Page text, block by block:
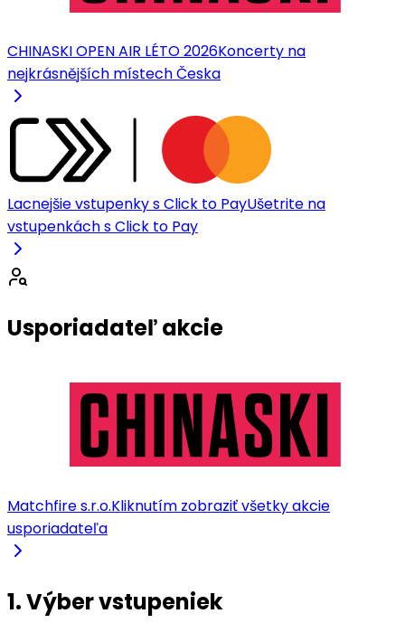
CHINASKI OPEN AIR LÉTO 2026Koncerty na
nejkrásnějších místech Česka
Lacnejšie vstupenky s Click to PayUšetrite na
vstupenkách s Click to Pay
Usporiadateľ akcie
Matchfire s.r.o.Kliknutím zobraziť všetky akcie
usporiadateľa
1. Výber vstupeniek